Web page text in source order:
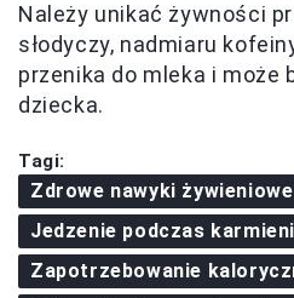
Należy unikać żywności
słodyczy, nadmiaru
przenika do mleka i może
dziecka.
Tagi:
Zdrowe nawyki żywieniowe
Jedzenie podczas
Zapotrzebowanie